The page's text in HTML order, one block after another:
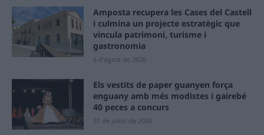
Amposta recupera les Cases del Castell
i culmina un projecte estratègic que
vincula patrimoni, turisme i
gastronomia
6 d'agost de 2026
Els vestits de paper guanyen força
enguany amb més modistes i gairebé
40 peces a concurs
31 de juliol de 2026